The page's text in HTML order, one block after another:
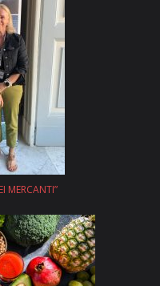
MERCANTI”